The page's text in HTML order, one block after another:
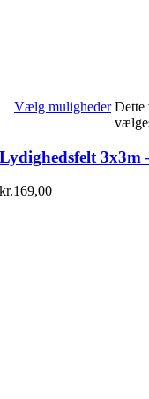
Vælg muligheder Dette
Lydighedsfelt
kr.169,00